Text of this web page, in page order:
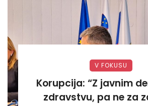
V FOKUSU
Korupcija: “Z javnim
zdravstvu, pa ne za